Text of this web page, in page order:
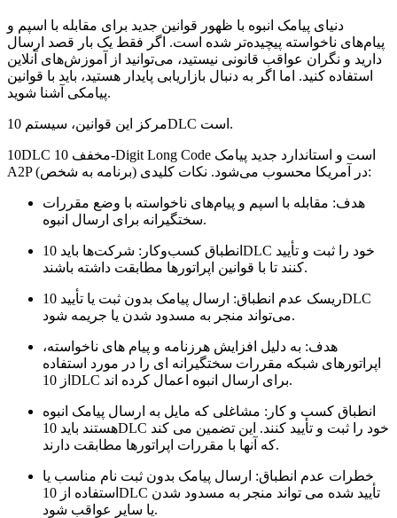
دنیای پیامک انبوه با ظهور قوانین جدید برای مقابله با اسپم و
پیام‌های ناخواسته پیچیده‌تر شده است. اگر فقط یک بار قصد ارسال
دارید و نگران عواقب قانونی نیستید، می‌توانید از آموزش‌های آنلاین
استفاده کنید. اما اگر به دنبال بازاریابی پایدار هستید، باید با قوانین
پیامکی آشنا شوید.
مرکز این قوانین، سیستم 10DLC است.
10DLC مخفف 10-Digit Long Code است و استاندارد جدید پیامک
A2P (برنامه به شخص) در آمریکا محسوب می‌شود. نکات کلیدی:
هدف: مقابله با اسپم و پیام‌های ناخواسته با وضع مقررات
سختگیرانه برای ارسال انبوه.
انطباق کسب‌وکار: شرکت‌ها باید 10DLC خود را ثبت و تأیید
کنند تا با قوانین اپراتورها مطابقت داشته باشند.
ریسک عدم انطباق: ارسال پیامک بدون ثبت یا تأیید 10DLC
می‌تواند منجر به مسدود شدن یا جریمه شود.
هدف: به دلیل افزایش هرزنامه و پیام های ناخواسته،
اپراتورهای شبکه مقررات سختگیرانه ای را در مورد استفاده
از 10DLC برای ارسال انبوه اعمال کرده اند.
انطباق کسب و کار: مشاغلی که مایل به ارسال پیامک انبوه
هستند باید 10DLC خود را ثبت و تأیید کنند. این تضمین می کند
که آنها با مقررات اپراتورها مطابقت دارند.
خطرات عدم انطباق: ارسال پیامک بدون ثبت نام مناسب یا
استفاده از 10DLC تأیید شده می تواند منجر به مسدود شدن
یا سایر عواقب شود.